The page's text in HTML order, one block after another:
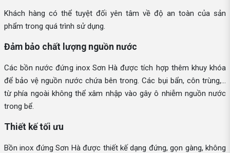
Khách hàng có thể tuyệt đối yên tâm về độ an toàn của sản
phẩm trong quá trình sử dụng.
Đảm bảo chất lượng nguồn nước
Các bồn nước đứng inox Sơn Hà được tích hợp thêm khuy khóa
để bảo vệ nguồn nước chứa bên trong. Các bụi bẩn, côn trùng,...
từ phía ngoài không thể xâm nhập vào gây ô nhiễm nguồn nước
trong bể.
Thiết kế tối ưu
Bồn inox đứng Sơn Hà được thiết kế dạng đứng, gọn gàng, không